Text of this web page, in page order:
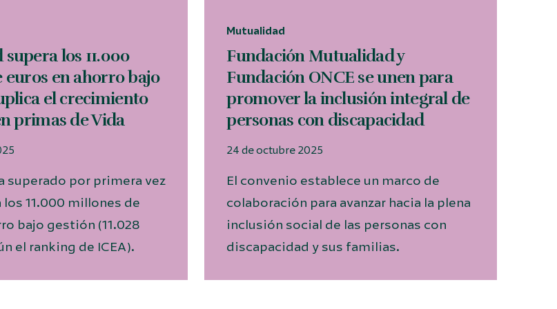
los 11.000
euros en ahorro bajo
el crecimiento
primas de Vida
superado por primera vez
11.000 millones de
bajo gestión (11.028
el ranking de ICEA).
Mutualidad
Fundación Mutualidad y
Fundación ONCE se unen para
promover la inclusión integral de
personas con discapacidad
24 de octubre 2025
El convenio establece un marco de
colaboración para avanzar hacia la plena
inclusión social de las personas con
discapacidad y sus familias.